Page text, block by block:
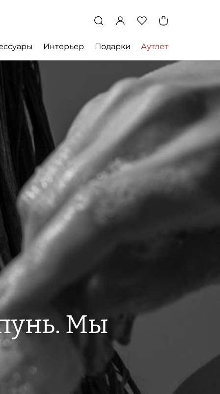
Интерьер Подарки Аутлет
Мы